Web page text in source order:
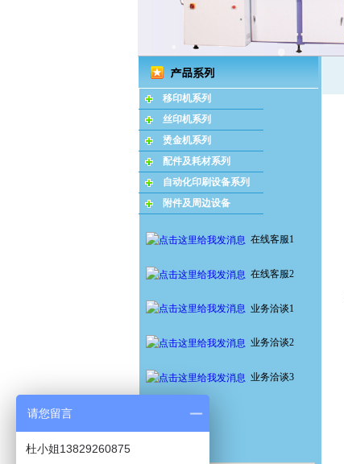
移印机系列
丝印机系列
烫金机系列
配件及耗材系列
自动化印刷设备系列
附件及周边设备
在线客服1
在线客服2
业务洽谈1
业务洽谈2
业务洽谈3
请您留言
杜小姐13829260875